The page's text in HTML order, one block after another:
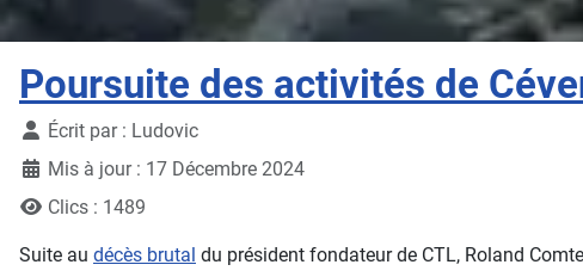
Poursuite des activités de
DétailsÉcrit par : Ludovic
Mis à jour : 17 Décembre 2024
Clics : 1489
Suite au décès brutal du président fondateur de CTL, Roland